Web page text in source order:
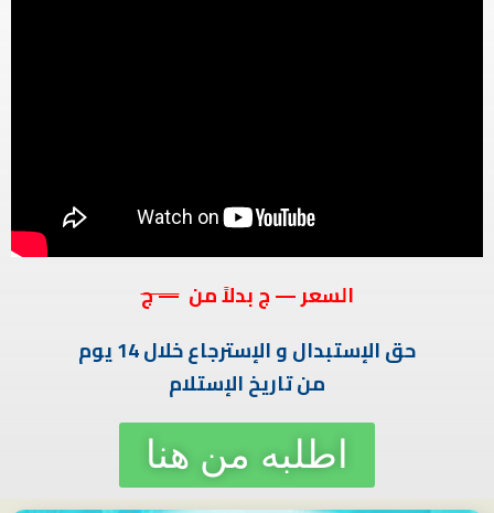
السعر — ج بدلاً من— ج
حق الإستبدال و الإسترجاع خلال 14 يوم
من تاريخ الإستلام
اطلبه من هنا